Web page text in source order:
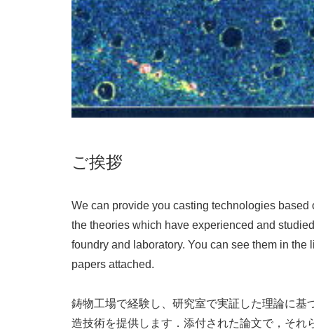
ご挨拶
We can provide you casting technologies based
the theories which have experienced and
foundry and laboratory. You can see them in the
papers attached.
鋳物工場で経験し、研究室で実証した理論に基
造技術を提供します．添付された論文で，それ